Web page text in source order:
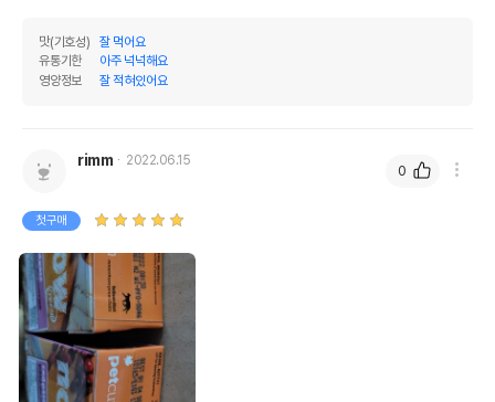
맛(기호성)
잘 먹어요
유통기한
아주 넉넉해요
영양정보
잘 적혀있어요
rimm 2022.06.15
첫구매
0